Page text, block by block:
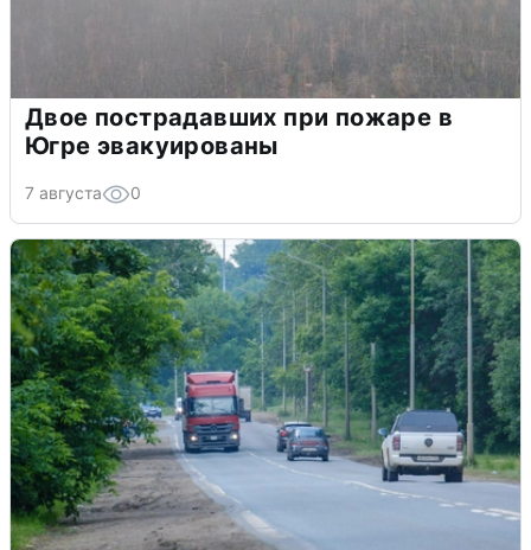
Двое пострадавших при пожаре в
Югре эвакуированы
7 августа 0